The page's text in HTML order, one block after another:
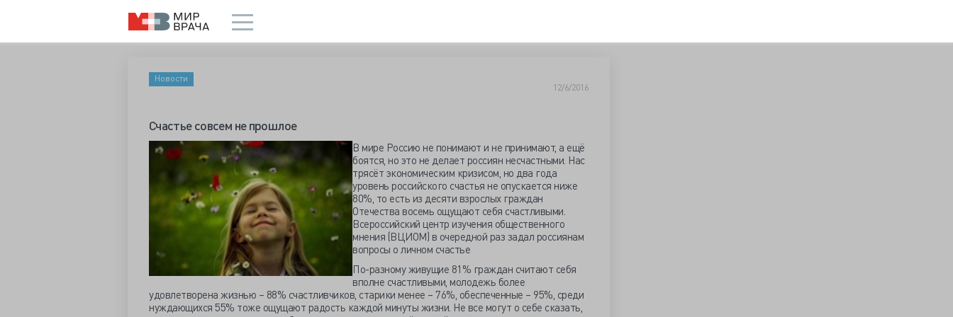
Новости
12/6/2016
Счастье совсем не прошлое
В мире Россию не понимают и не принимают, а ещё
боятся, но это не делает россиян несчастными. Нас
трясёт экономическим кризисом, но два года
уровень российского счастья не опускается ниже
80%, то есть из десяти взрослых граждан
Отечества восемь ощущают себя счастливыми.
Всероссийский центр изучения общественного
мнения (ВЦИОМ) в очередной раз задал россиянам
вопросы о личном счастье
По-разному живущие 81% граждан считают себя
вполне счастливыми, молодежь более
удовлетворена жизнью – 88% счастливчиков, старики менее – 76%, обеспеченные – 95%, среди
нуждающихся 55% тоже ощущают радость каждой минуты жизни. Не все могут о себе сказать,